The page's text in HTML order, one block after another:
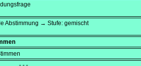
Abstimmung → Stufe: gemischt